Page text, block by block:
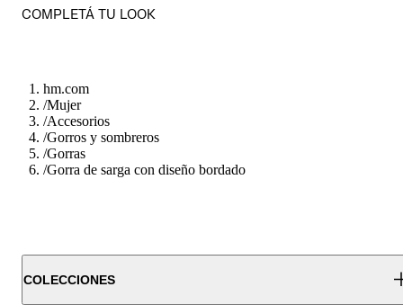
COMPLETÁ TU LOOK
hm.com
/Mujer
/Accesorios
/Gorros y sombreros
/Gorras
/Gorra de sarga con diseño bordado
COLECCIONES